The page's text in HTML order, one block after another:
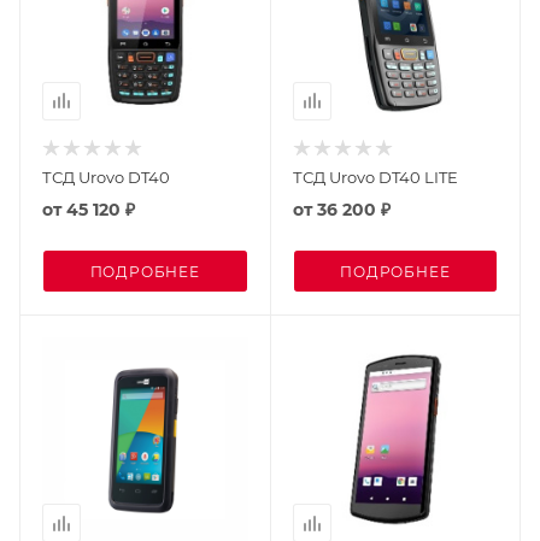
ТСД Urovo DT40
от45 120 ₽
ПОДРОБНЕЕ
ТСД Urovo DT40 LITE
от36 200 ₽
ПОДРОБНЕЕ